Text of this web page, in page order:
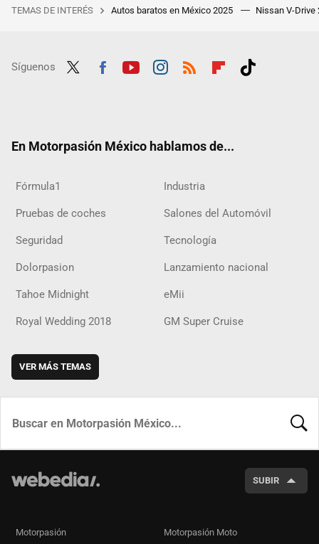
TEMAS DE INTERÉS Autos baratos en México 2025 Nissan V-Drive
Síguenos
En Motorpasión México hablamos de...
Fórmula1 Industria
Pruebas de coches Salones del Automóvil
Seguridad Tecnología
Dolorpasion Lanzamiento nacional
Tahoe Midnight eMii
Royal Wedding 2018 GM Super Cruise
VER MÁS TEMAS
SUBIR
Motorpasión Motorpasión Moto